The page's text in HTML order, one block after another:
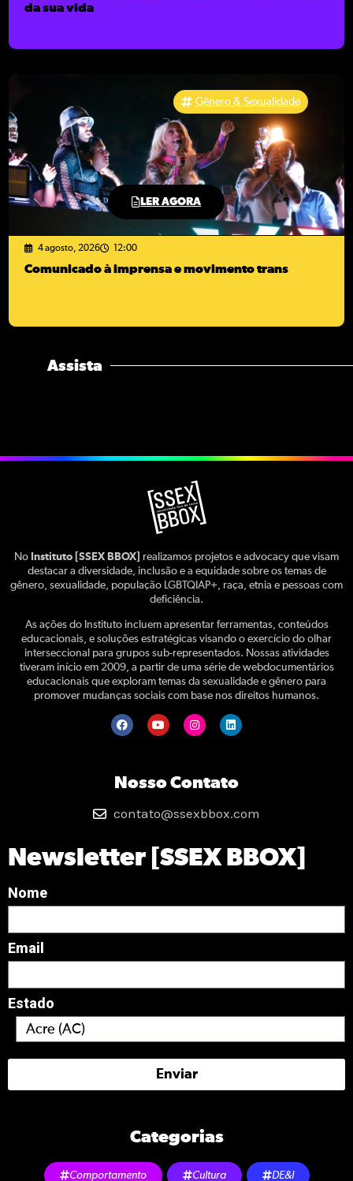
da sua vida
LER AGORA
Gênero & Sexualidade
4 agosto, 2026 12:00
Comunicado à imprensa e movimento trans
Assista
No Instituto [SSEX BBOX]
realizamos projetos e advocacy que visam
destacar a diversidade, inclusão e a equidade sobre os temas de
gênero, sexualidade, população LGBTQIAP+, raça, etnia e pessoas com
deficiência.
As ações do Instituto incluem apresentar ferramentas, conteúdos
educacionais, e soluções estratégicas visando o exercício do olhar
interseccional para grupos sub-representados. Nossas atividades
tiveram início em 2009, a partir de uma série de webdocumentários
educacionais que exploram temas da sexualidade e gênero para
promover mudanças sociais com base nos direitos humanos.
Nosso Contato
contato@ssexbbox.com
Newsletter [SSEX BBOX]
Nome
Email
Estado
Enviar
Categorias
Comportamento Cultura DE&I